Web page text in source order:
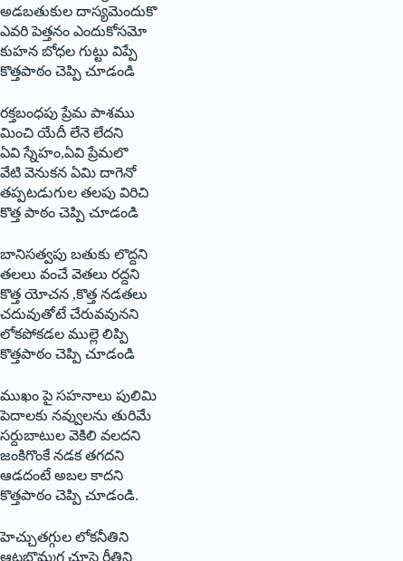
అడబతుకుల దాస్యమెందుకొ
ఎవరి పెత్తనం ఎందుకోసమో
కుహన బోధల గుట్టు విప్పే
కొత్తపాఠం చెప్పి చూడండి
రక్తబంధపు ప్రేమ పాశము
మించి యేదీ లేనె లేదని
ఏవి స్నేహం,ఏవి ప్రేమలొ
వేటి వెనుకన ఏమి దాగెనో
తప్పటడుగుల తలపు విరిచి
కొత్త పాఠం చెప్పి చూడండి
బానిసత్వపు బతుకు లొద్దని
తలలు వంచే వెతలు రద్దని
కొత్త యోచన ,కొత్త నడతలు
చదువుతోటే చేరువవునని
లోకపోకడల ముల్లె లిప్పి
కొత్తపాఠం చెప్పి చూడండి
ముఖం పై సహనాలు పులిమి
పెదాలకు నవ్వులను తురిమే
సర్దుబాటుల వెకిలి వలదని
జంకిగొంకే నడక తగదని
ఆడదంటే అబల కాదని
కొత్తపాఠం చెప్పి చూడండి.
హెచ్చుతగ్గుల లోకనీతిని
ఆటబొమ్మగ చూసె రీతిని